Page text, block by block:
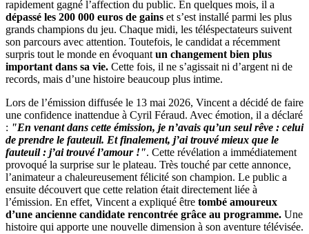
rapidement gagné l’affection du public. En quelques mois, il a
dépassé les 200 000 euros de gains et s’est installé parmi les plus
grands champions du jeu. Chaque midi, les téléspectateurs suivent
son parcours avec attention. Toutefois, le candidat a récemment
surpris tout le monde en évoquant un changement bien plus
important dans sa vie. Cette fois, il ne s’agissait ni d’argent ni de
records, mais d’une histoire beaucoup plus intime.
Lors de l’émission diffusée le 13 mai 2026, Vincent a décidé de faire
une confidence inattendue à Cyril Féraud. Avec émotion, il a déclaré
: "En venant dans cette émission, je n’avais qu’un seul rêve : celui
de prendre le fauteuil. Et finalement, j’ai trouvé mieux que le
fauteuil : j’ai trouvé l’amour !". Cette révélation a immédiatement
provoqué la surprise sur le plateau. Très touché par cette annonce,
l’animateur a chaleureusement félicité son champion. Le public a
ensuite découvert que cette relation était directement liée à
l’émission. En effet, Vincent a expliqué être tombé amoureux
d’une ancienne candidate rencontrée grâce au programme. Une
histoire qui apporte une nouvelle dimension à son aventure télévisée.